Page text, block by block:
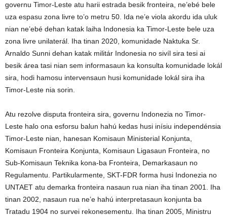
governu Timor-Leste atu harii estrada besik fronteira, ne’ebé bele
uza espasu zona livre to’o metru 50. Ida ne’e viola akordu ida uluk
nian ne’ebé dehan katak laiha Indonesia ka Timor-Leste bele uza
zona livre unilaterál. Iha tinan 2020, komunidade Naktuka Sr.
Arnaldo Sunni dehan katak militár Indonesia no sivíl sira tesi ai
besik área tasi nian sem informasaun ka konsulta komunidade lokál
sira, hodi hamosu intervensaun husi komunidade lokál sira iha
Timor-Leste nia sorin.
Atu rezolve disputa fronteira sira, governu Indonezia no Timor-
Leste halo ona esforsu balun hahú kedas husi inísiu independénsia
Timor-Leste nian, hanesan Komisaun Ministerial Konjunta,
Komisaun Fronteira Konjunta, Komisaun Ligasaun Fronteira, no
Sub-Komisaun Teknika kona-ba Fronteira, Demarkasaun no
Regulamentu. Partikularmente, SKT-FDR forma husi Indonezia no
UNTAET atu demarka fronteira nasaun rua nian iha tinan 2001. Iha
tinan 2002, nasaun rua ne’e hahú interpretasaun konjunta ba
Tratadu 1904 no survei rekonesementu. Iha tinan 2005, Ministru